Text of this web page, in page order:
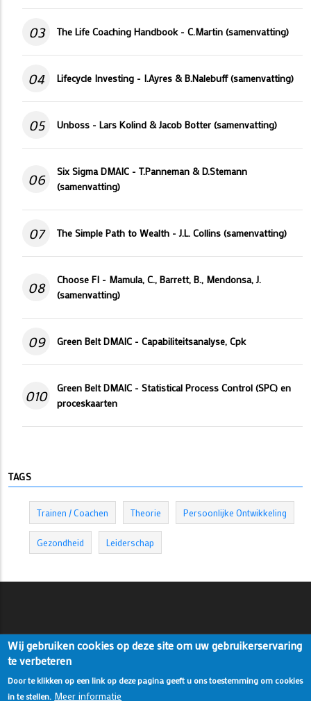
03 The Life Coaching Handbook - C.Martin (samenvatting)
04 Lifecycle Investing - I.Ayres & B.Nalebuff (samenvatting)
05 Unboss - Lars Kolind & Jacob Botter (samenvatting)
06
Six Sigma DMAIC - T.Panneman & D.Stemann
(samenvatting)
07 The Simple Path to Wealth - J.L. Collins (samenvatting)
08
Choose FI - Mamula, C., Barrett, B., Mendonsa, J.
(samenvatting)
09 Green Belt DMAIC - Capabiliteitsanalyse, Cpk
010
Green Belt DMAIC - Statistical Process Control (SPC) en
proceskaarten
TAGS
Trainen / Coachen Theorie Persoonlijke Ontwikkeling
Gezondheid Leiderschap
Wij gebruiken cookies op deze site om uw gebruikerservaring
te verbeteren
Door te klikken op een link op deze pagina geeft u ons toestemming om cookies
in te stellen. Meer informatie